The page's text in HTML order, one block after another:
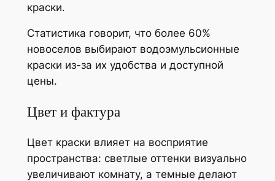
краски.
Статистика говорит, что более 60%
новоселов выбирают водоэмульсионные
краски из-за их удобства и доступной
цены.
Цвет и фактура
Цвет краски влияет на восприятие
пространства: светлые оттенки визуально
увеличивают комнату, а темные делают